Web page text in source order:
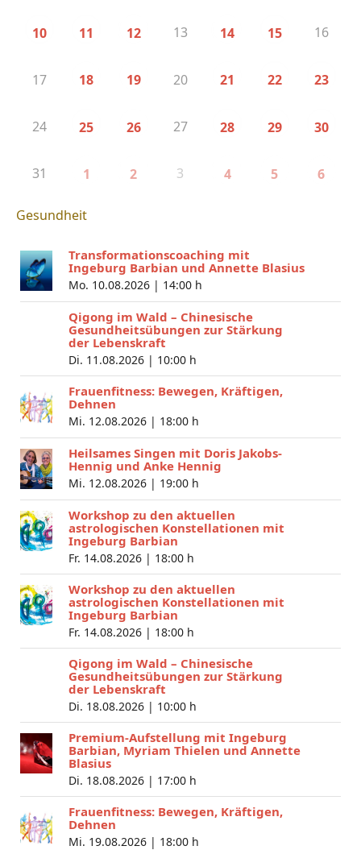
10 11 12 13 14 15 16
17 18 19 20 21 22 23
24 25 26 27 28 29 30
31 1 2 3 4 5 6
Gesundheit
Transformationscoaching mit
Ingeburg Barbian und Annette Blasius
Mo. 10.08.2026 | 14:00 h
Qigong im Wald – Chinesische
Gesundheitsübungen zur Stärkung
der Lebenskraft
Di. 11.08.2026 | 10:00 h
Frauenfitness: Bewegen, Kräftigen,
Dehnen
Mi. 12.08.2026 | 18:00 h
Heilsames Singen mit Doris Jakobs-
Hennig und Anke Hennig
Mi. 12.08.2026 | 19:00 h
Workshop zu den aktuellen
astrologischen Konstellationen mit
Ingeburg Barbian
Fr. 14.08.2026 | 18:00 h
Workshop zu den aktuellen
astrologischen Konstellationen mit
Ingeburg Barbian
Fr. 14.08.2026 | 18:00 h
Qigong im Wald – Chinesische
Gesundheitsübungen zur Stärkung
der Lebenskraft
Di. 18.08.2026 | 10:00 h
Premium-Aufstellung mit Ingeburg
Barbian, Myriam Thielen und Annette
Blasius
Di. 18.08.2026 | 17:00 h
Frauenfitness: Bewegen, Kräftigen,
Dehnen
Mi. 19.08.2026 | 18:00 h